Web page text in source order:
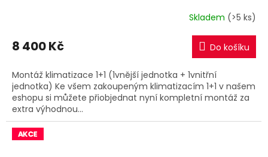
R
M
A
Skladem (>5 ks)
8 400 Kč Do košíku
Montáž klimatizace 1+1 (1vnější jednotka + 1vnitřní
jednotka) Ke všem zakoupeným klimatizacím 1+1 v našem
eshopu si můžete přiobjednat nyní kompletní montáž za
extra výhodnou...